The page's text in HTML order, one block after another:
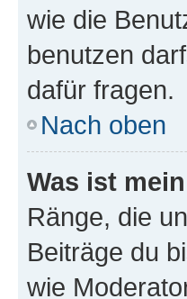
wie die
benutzen
dafür fragen.
Nach oben
Was ist
Ränge, die
Beiträge du
wie